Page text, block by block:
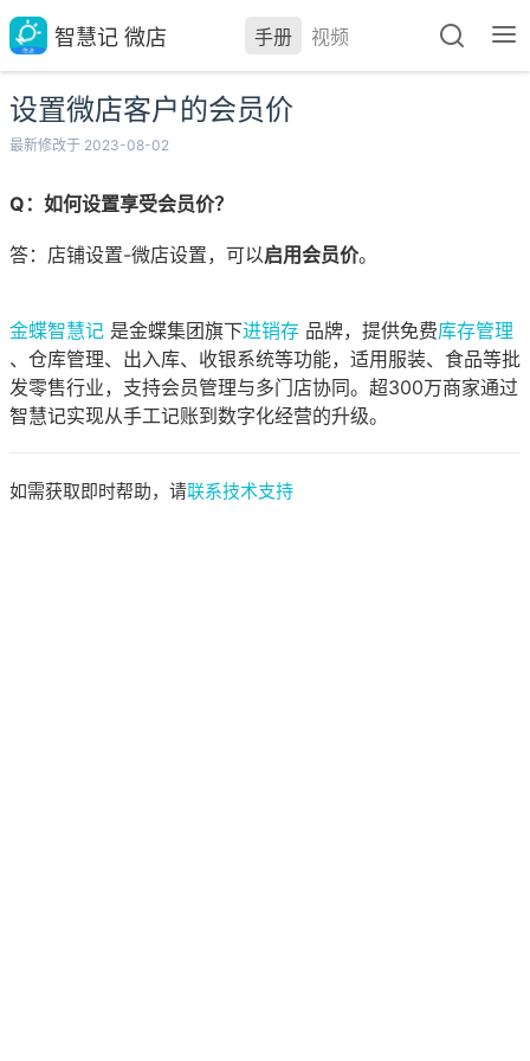
智慧记 微店 手册 视频
设置微店客户的会员价
最新修改于 2023-08-02
Q：如何设置享受会员价？
答：店铺设置-微店设置，可以启用会员价。
金蝶智慧记 是金蝶集团旗下进销存 品牌，提供免费库存管理
、仓库管理、出入库、收银系统等功能，适用服装、食品等批
发零售行业，支持会员管理与多门店协同。超300万商家通过
智慧记实现从手工记账到数字化经营的升级。
如需获取即时帮助，请联系技术支持